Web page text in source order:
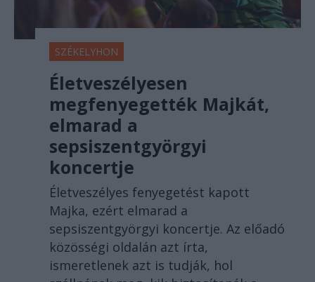
SZÉKELYHON
Életveszélyesen
megfenyegették Majkát,
elmarad a
sepsiszentgyörgyi
koncertje
Életveszélyes fenyegetést kapott
Majka, ezért elmarad a
sepsiszentgyörgyi koncertje. Az előadó
közösségi oldalán azt írta,
ismeretlenek azt is tudják, hol